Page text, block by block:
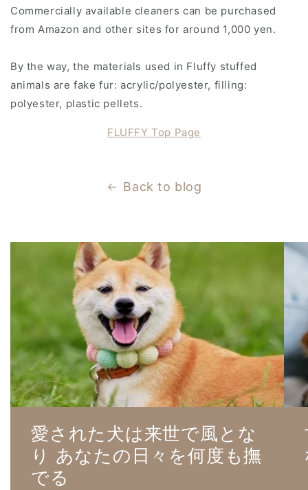
Commercially available cleaners can be purchased
from Amazon and other sites for around 1,000 yen.
By the way, the materials used in Fluffy stuffed
animals are fake fur: acrylic/polyester, filling:
polyester, plastic pellets.
FLUFFY Top Page
Back to blog
愛された犬は来世で風とな
り あなたの日々を何度も撫
でる